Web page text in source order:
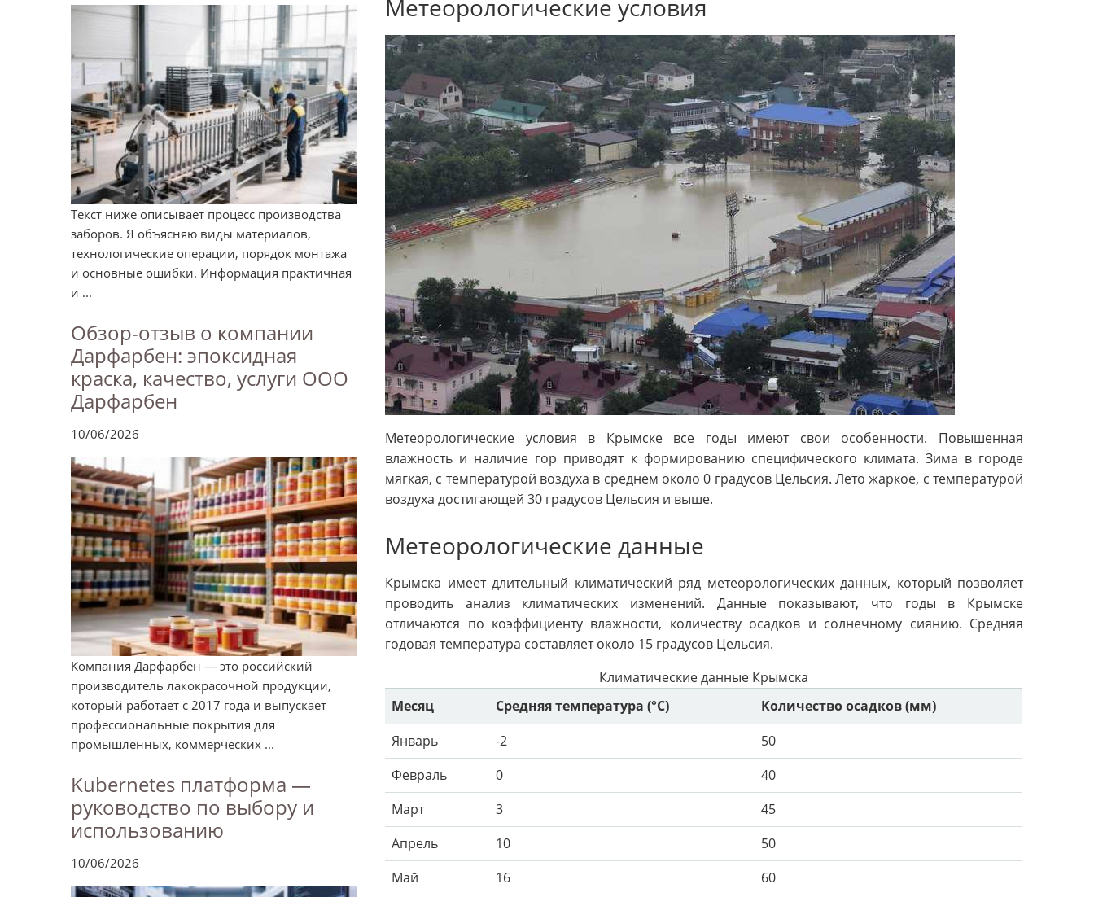
Текст ниже описывает процесс производства
заборов. Я объясняю виды материалов,
технологические операции, порядок монтажа
и основные ошибки. Информация практичная
и ...
Обзор-отзыв о компании
Дарфарбен: эпоксидная
краска, качество, услуги ООО
Дарфарбен
10/06/2026
Компания Дарфарбен — это российский
производитель лакокрасочной продукции,
который работает с 2017 года и выпускает
профессиональные покрытия для
промышленных, коммерческих ...
Kubernetes платформа —
руководство по выбору и
использованию
10/06/2026
Метеорологические условия
Метеорологические условия в Крымске все годы имеют свои особенности. Повышенная
влажность и наличие гор приводят к формированию специфического климата. Зима в городе
мягкая, с температурой воздуха в среднем около 0 градусов Цельсия. Лето жаркое, с температурой
воздуха достигающей 30 градусов Цельсия и выше.
Метеорологические данные
Крымска имеет длительный климатический ряд метеорологических данных, который позволяет
проводить анализ климатических изменений. Данные показывают, что годы в Крымске
отличаются по коэффициенту влажности, количеству осадков и солнечному сиянию. Средняя
годовая температура составляет около 15 градусов Цельсия.
Климатические данные Крымска
Месяц
Средняя температура (°C)
Количество осадков (мм)
Январь
-2
50
Февраль
0
40
Март
3
45
Апрель
10
50
Май
16 60